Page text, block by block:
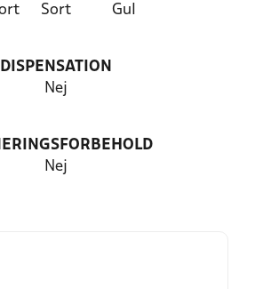
Sort Gul
DISPENSATION
Nej
Nej